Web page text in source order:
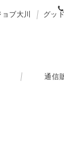
通信
ブ大川 グッ